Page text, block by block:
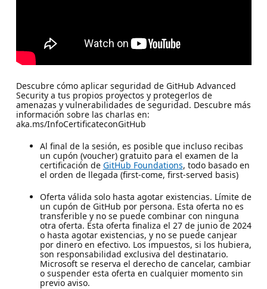
Descubre cómo aplicar seguridad de GitHub Advanced
Security a tus propios proyectos y protegerlos de
amenazas y vulnerabilidades de seguridad. Descubre más
información sobre las charlas en:
aka.ms/InfoCertificateconGitHub
Al final de la sesión, es posible que incluso recibas
un cupón (voucher) gratuito para el examen de la
certificación de GitHub Foundations, todo basado en
el orden de llegada (first-come, first-served basis)
Oferta válida solo hasta agotar existencias. Límite de
un cupón de GitHub por persona. Esta oferta no es
transferible y no se puede combinar con ninguna
otra oferta. Esta oferta finaliza el 27 de junio de 2024
o hasta agotar existencias, y no se puede canjear
por dinero en efectivo. Los impuestos, si los hubiera,
son responsabilidad exclusiva del destinatario.
Microsoft se reserva el derecho de cancelar, cambiar
o suspender esta oferta en cualquier momento sin
previo aviso.